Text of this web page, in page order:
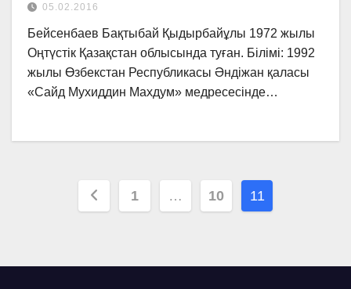
05.02.2016
Бейсенбаев Бақтыбай Қыдырбайұлы 1972 жылы
Оңтүстік Қазақстан облысында туған. Білімі: 1992
жылы Өзбекстан Республикасы Әндіжан қаласы
«Сайд Мухиддин Махдум» медресесінде…
Posts
1 … 10 11